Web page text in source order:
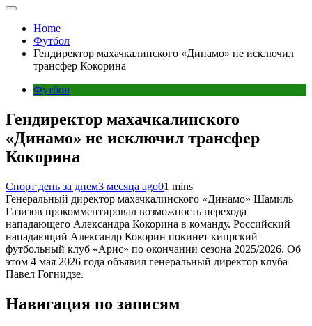
Home
Футбол
Гендиректор махачкалинского «Динамо» не исключил
трансфер Кокорина
Футбол
Гендиректор махачкалинского
«Динамо» не исключил трансфер
Кокорина
Спорт день за днем3 месяца ago01 mins
Генеральный директор махачкалинского «Динамо» Шамиль
Газизов прокомментировал возможность перехода
нападающего Александра Кокорина в команду. Российский
нападающий Александр Кокорин покинет кипрский
футбольный клуб «Арис» по окончании сезона 2025/2026. Об
этом 4 мая 2026 года объявил генеральный директор клуба
Павел Гогнидзе.
Навигация по записям